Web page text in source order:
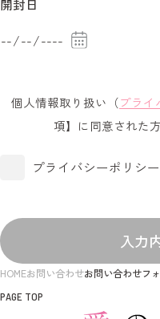
建物名・部屋番号
開封日
個人情報取り扱い（プライ
項】に同意された
プライバシーポリシ
入力
HOMEお問い合わせお問い合わせフ
PAGE TOP